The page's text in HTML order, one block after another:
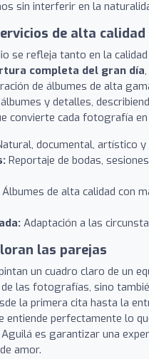
sin interferir en la
de alta calidad
se refleja tanto en la
completa del gran día
de álbumes de alta
y detalles,
convierte cada fotografía
documental, artístico
Reportaje de bodas,
Álbumes de alta calidad con
Adaptación a las
las parejas
un cuadro claro de un
las fotografías, sino
la primera cita hasta la
entiende perfectamente lo
es garantizar una
amor.